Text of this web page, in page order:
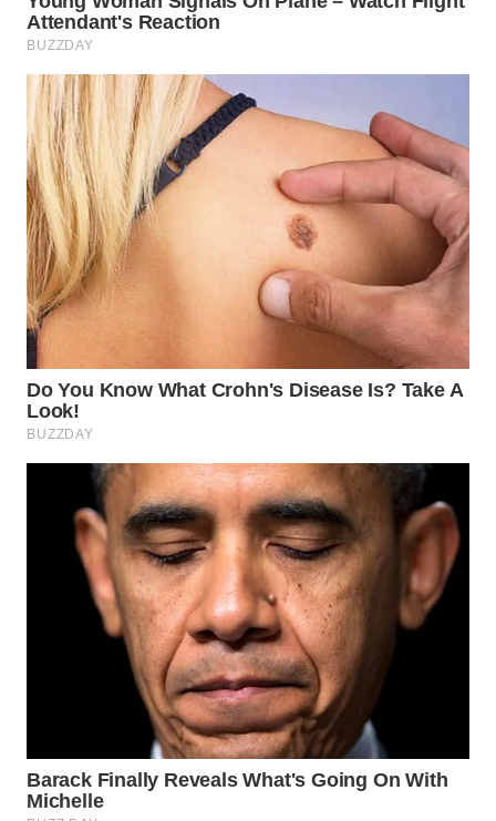
TANI
WAHANA
ADVOKAT
WAHANA
INFRASTRUKTUR
WAHANA
KONSUMEN
WAHANA
WAHANA
TRAVEL
TV
WAHANANEWS
ID
WAHANANEWS
NET